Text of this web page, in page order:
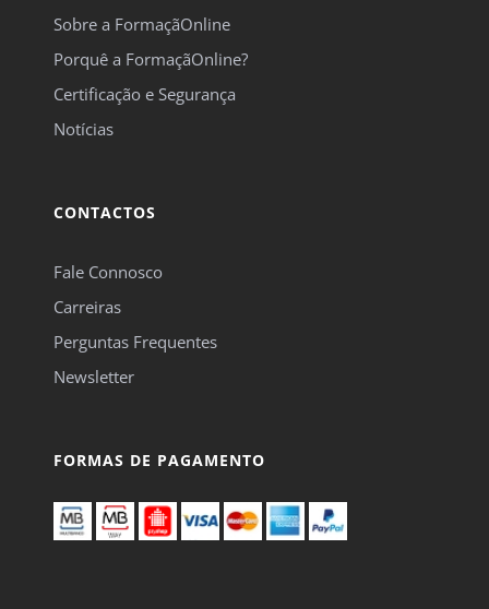
Sobre a FormaçãOnline
Porquê a FormaçãOnline?
Certificação e Segurança
Notícias
CONTACTOS
Fale Connosco
Carreiras
Perguntas Frequentes
Newsletter
FORMAS DE PAGAMENTO